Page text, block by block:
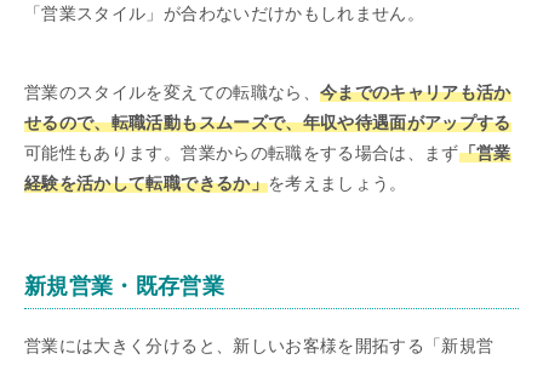
「営業スタイル」が合わないだけかもしれません。
営業のスタイルを変えての転職なら、 今までのキャリアも活か
せるので、転職活動もスムーズで、年収や待遇面がアップする
可能性もあります。営業からの転職をする場合は、まず「営業
経験を活かして転職できるか」を考えましょう。
新規営業・既存営業
営業には大きく分けると、新しいお客様を開拓する「新規営